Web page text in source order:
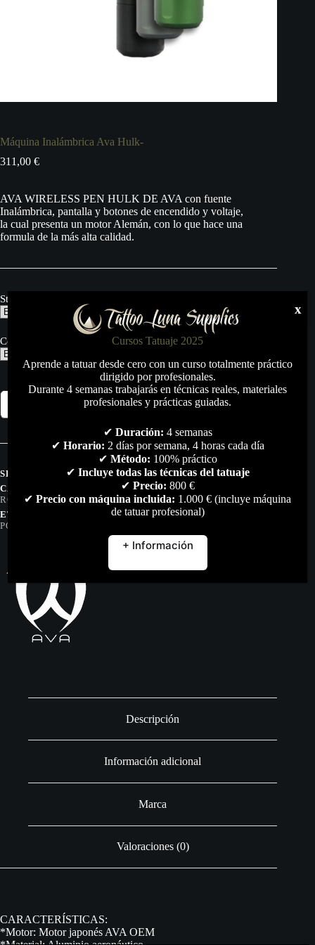
Máquina Inalámbrica Ava Hulk-
311,00 €
AVA WIRELESS PEN HULK DE AVA con fuente
Inalámbrica, pantalla y botones de encendido y voltaje,
la cual presenta un motor Alemán, con lo que hace una
formula de la más alta calidad.
Stroke:
Color:
Máquina
Ava
cantidad
Añadir al carrito
SKU:
CATEGORÍAS:
MAQUINAS DE TATUAR,MAQUINAS
ROTATIVAS,TODO
ETIQUETAS:
HULK,INALAMBRICA,MAQUINA
POTENTE
Descripción
Información adicional
Marca
Valoraciones (0)
CARACTERÍSTICAS:
*Motor: Motor japonés AVA OEM
Cursos Tatuaje 2025
Aprende a tatuar desde cero con un curso totalmente práctico
dirigido por profesionales.
Durante 4 semanas trabajarás en técnicas reales, materiales
profesionales y prácticas guiadas.
✔ Duración: 4 semanas
✔ Horario: 2 días por semana, 4 horas cada día
✔ Método: 100% práctico
✔ Incluye todas las técnicas del tatuaje
✔ Precio: 800 €
✔ Precio con máquina incluida: 1.000 € (incluye máquina
de tatuar profesional)
+ Información
x